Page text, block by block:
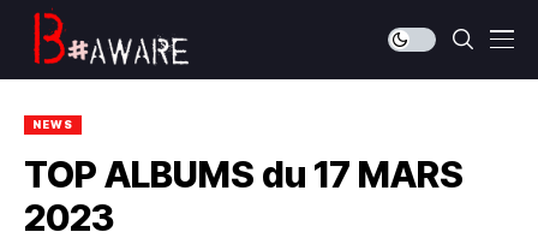
NEWS
TOP ALBUMS du 17 MARS
2023